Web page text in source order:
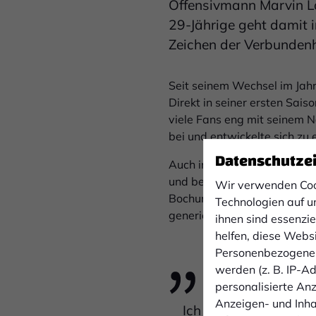
Wir verwenden
Technologien auf
ihnen sind
helfen, diese
werden (z. B. IP-
personalisierte
Anzeigen- und
Offensivmann Marvin
29-Jährige geht damit
Zeichen der
Seit seinem Wechsel im
Direkt in seiner ersten
viele Fans eng mit seinem
bei und entwickelte sich zu
Auch in der aktuellen
und bereitete drei weitere
Bochum II, das über die
generierte.
Ich bin unglaublich